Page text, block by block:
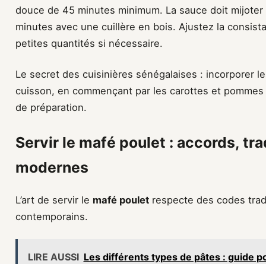
douce de 45 minutes minimum. La sauce doit
minutes avec une cuillère en bois. Ajustez la
petites quantités si nécessaire.
Le secret des cuisinières sénégalaises : incorporer
cuisson, en commençant par les carottes et
de préparation.
Servir le mafé poulet : accords,
modernes
L’art de servir le mafé poulet respecte des codes
contemporains.
LIRE AUSSI Les différents types de pâtes : guide